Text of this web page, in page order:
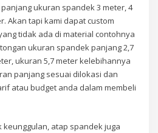
ukuran spandek 3 meter, 4
Akan tapi kami dapat custom
tidak ada di material contohnya
ukuran spandek panjang 2,7
ukuran 5,7 meter kelebihannya
panjang sesuai dilokasi dan
atau budget anda dalam membeli
atap spandek juga